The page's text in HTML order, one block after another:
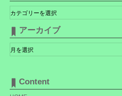
テ
ゴ
リ
ー
アーカイブ
ー
カ
Content